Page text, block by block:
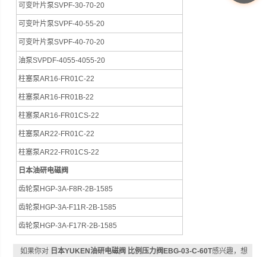
可变叶片泵SVPF-30-70-20
可变叶片泵SVPF-40-55-20
可变叶片泵SVPF-40-70-20
油泵SVPDF-4055-4055-20
柱塞泵AR16-FR01C-22
柱塞泵AR16-FR01B-22
柱塞泵AR16-FR01CS-22
柱塞泵AR22-FR01C-22
柱塞泵AR22-FR01CS-22
日本油研电磁阀
齿轮泵HGP-3A-F8R-2B-1585
齿轮泵HGP-3A-F11R-2B-1585
齿轮泵HGP-3A-F17R-2B-1585
如果你对 日本YUKEN油研电磁阀 比例压力阀EBG-03-C-60T感兴趣，想